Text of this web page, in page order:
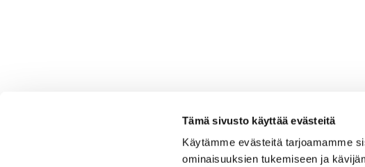
Tämä sivusto käyttää evästeitä
Käytämme evästeitä tarjoamamme
ominaisuuksien tukemiseen ja